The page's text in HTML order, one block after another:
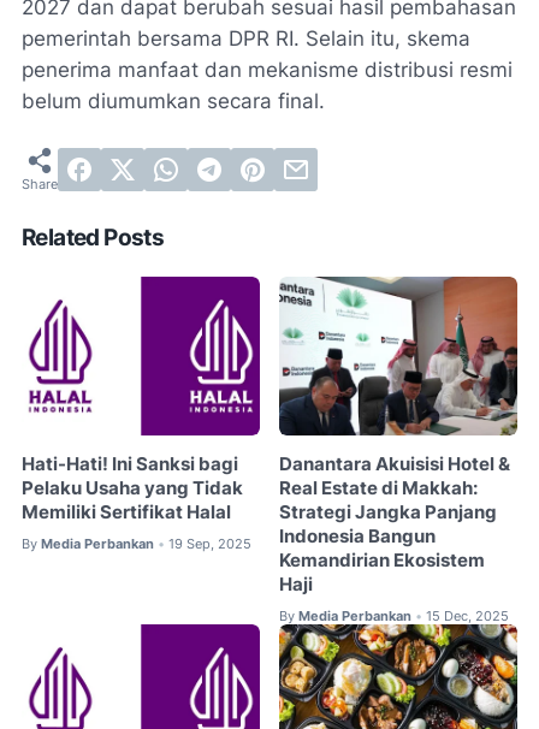
2027 dan dapat berubah sesuai hasil pembahasan
pemerintah bersama DPR RI. Selain itu, skema
penerima manfaat dan mekanisme distribusi resmi
belum diumumkan secara final.
Related Posts
Hati-Hati! Ini Sanksi bagi
Pelaku Usaha yang Tidak
Memiliki Sertifikat Halal
By Media Perbankan • 19 Sep, 2025
Danantara Akuisisi Hotel &
Real Estate di Makkah:
Strategi Jangka Panjang
Indonesia Bangun
Kemandirian Ekosistem
Haji
By Media Perbankan • 15 Dec, 2025